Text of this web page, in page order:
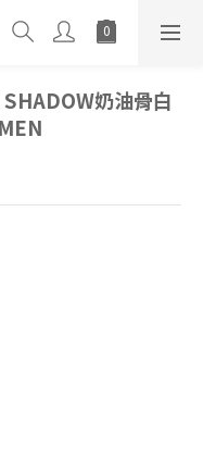
SHADOW奶油骨白